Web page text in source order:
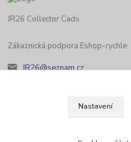
JR26 Collector Cads
Zákaznická podpora Eshop-rychle
JR26@seznam.cz
Nastavení